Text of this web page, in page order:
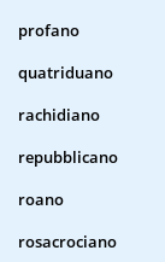
profano
quatriduano
rachidiano
repubblicano
roano
rosacrociano